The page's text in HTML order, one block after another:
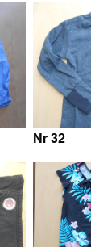
Nr 32